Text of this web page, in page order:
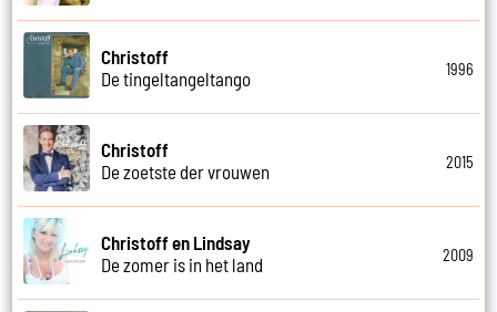
Christoff
De tingeltangeltango
1996
Christoff
De zoetste der vrouwen
2015
Christoff en Lindsay
De zomer is in het land
2009